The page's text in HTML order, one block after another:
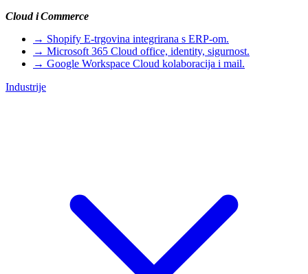
Cloud i Commerce
→ Shopify E-trgovina integrirana s ERP-om.
→ Microsoft 365 Cloud office, identity, sigurnost.
→ Google Workspace Cloud kolaboracija i mail.
Industrije